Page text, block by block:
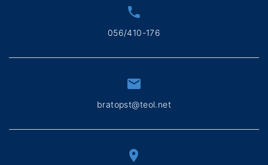
056/410-176
bratopst@teol.net